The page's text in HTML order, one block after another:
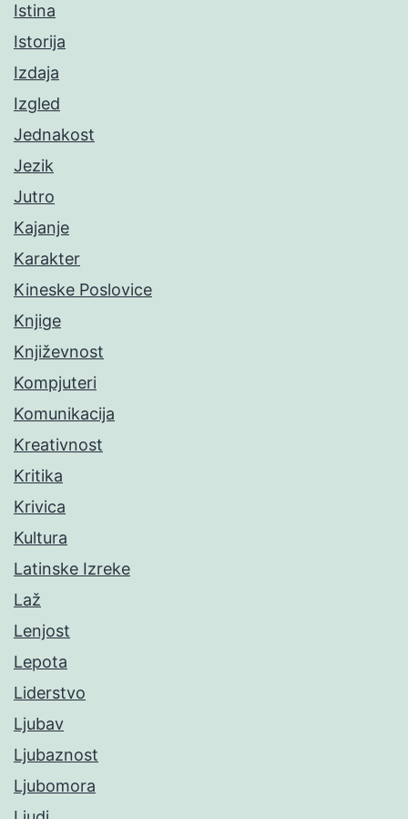
Istina
Istorija
Izdaja
Izgled
Jednakost
Jezik
Jutro
Kajanje
Karakter
Kineske Poslovice
Knjige
Književnost
Kompjuteri
Komunikacija
Kreativnost
Kritika
Krivica
Kultura
Latinske Izreke
Laž
Lenjost
Lepota
Liderstvo
Ljubav
Ljubaznost
Ljubomora